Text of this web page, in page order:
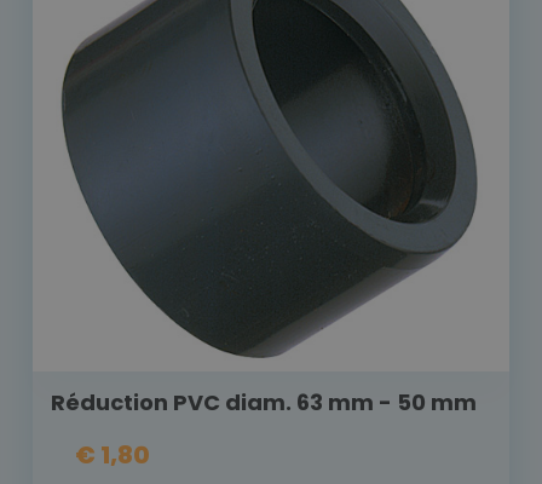
Réduction PVC diam. 63 mm - 50 mm
€ 1,80